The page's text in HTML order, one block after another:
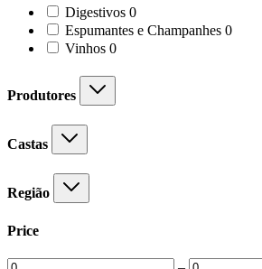
Digestivos 00
products
Espumantes e Champanhes 00
Vinhos 00
Produtores
Castas
Região
Price